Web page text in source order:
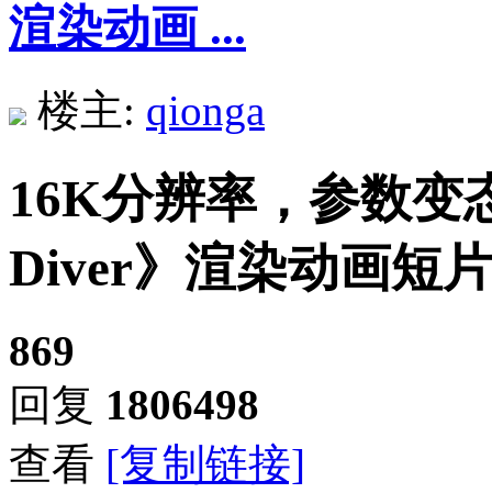
渲染动画 ...
楼主: qionga
16K分辨率，参数变
Diver》渲染动画短
869
回复 1806498
查看 [复制链接]